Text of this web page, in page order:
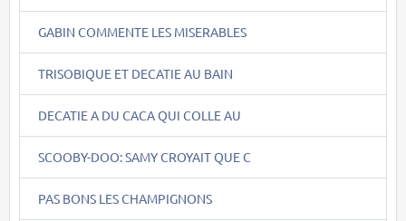
GABIN COMMENTE LES MISERABLES
TRISOBIQUE ET DECATIE AU BAIN
DECATIE A DU CACA QUI COLLE AU
SCOOBY-DOO: SAMY CROYAIT QUE C
PAS BONS LES CHAMPIGNONS